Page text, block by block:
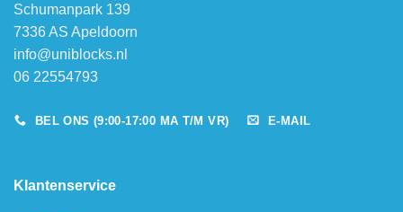
Schumanpark 139
7336 AS Apeldoorn
info@uniblocks.nl
06 22554793
BEL ONS (9:00-17:00 MA T/M VR) E-MAIL
Klantenservice